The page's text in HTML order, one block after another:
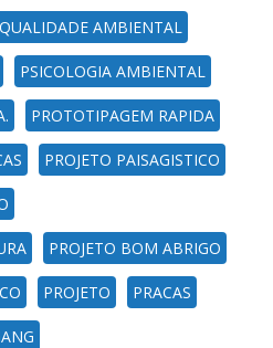
QUALIDADE AMBIENTAL
PSICOLOGIA AMBIENTAL
PROTOTIPAGEM RAPIDA
PROJETO PAISAGISTICO
PROJETO BOM ABRIGO
PROJETO PRACAS